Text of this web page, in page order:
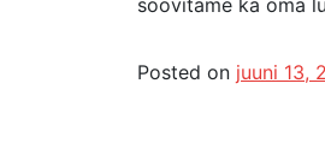
soovitame ka oma
Posted on juuni 13,